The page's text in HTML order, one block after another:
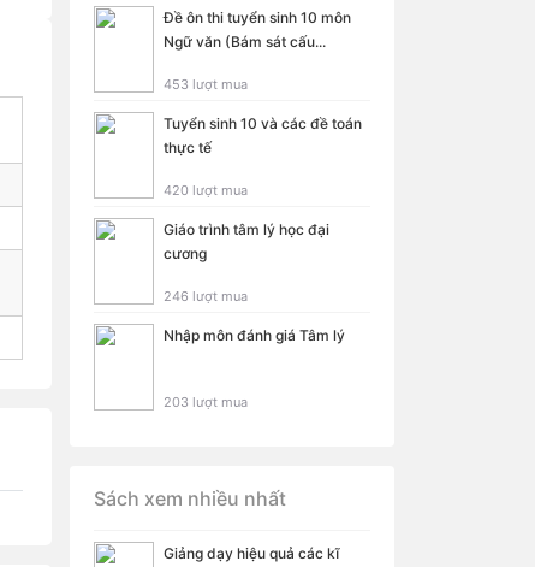
Đề ôn thi tuyển sinh 10 môn
Ngữ văn (Bám sát cấu...
453 lượt mua
Tuyển sinh 10 và các đề toán
thực tế
420 lượt mua
Giáo trình tâm lý học đại
cương
246 lượt mua
Nhập môn đánh giá Tâm lý
203 lượt mua
Sách xem nhiều nhất
Giảng dạy hiệu quả các kĩ